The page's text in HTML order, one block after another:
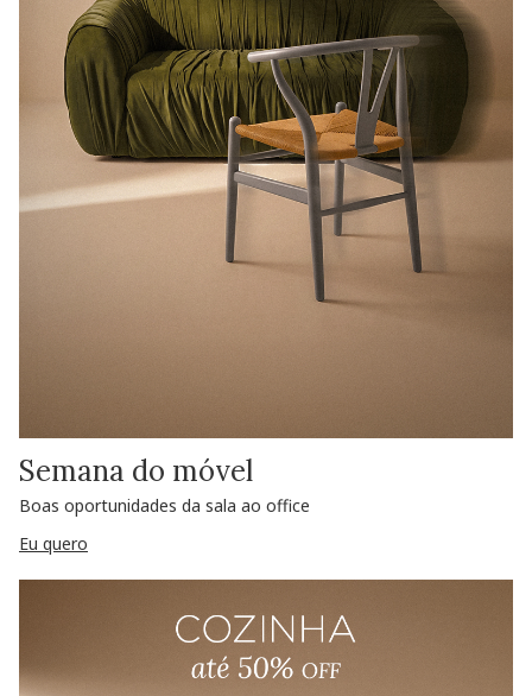
Semana do móvel
Boas oportunidades da sala ao office
Eu quero